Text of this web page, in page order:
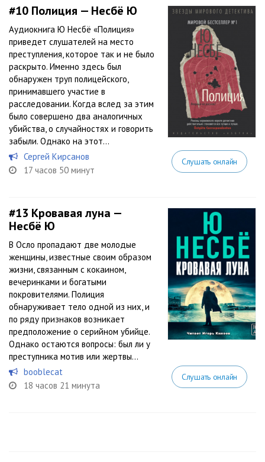
#10 Полиция — Несбё Ю
Аудиокнига Ю Несбё «Полиция»
приведет слушателей на место
преступления, которое так и не было
раскрыто. Именно здесь был
обнаружен труп полицейского,
принимавшего участие в
расследовании. Когда вслед за этим
было совершено два аналогичных
убийства, о случайностях и говорить
забыли. Однако на этот...
Сергей Кирсанов
17 часов 50 минут
Слушать онлайн
#13 Кровавая луна —
Несбё Ю
В Осло пропадают две молодые
женщины, известные своим образом
жизни, связанным с кокаином,
вечеринками и богатыми
покровителями. Полиция
обнаруживает тело одной из них, и
по ряду признаков возникает
предположение о серийном убийце.
Однако остаются вопросы: был ли у
преступника мотив или жертвы...
booblecat
18 часов 21 минута
Слушать онлайн